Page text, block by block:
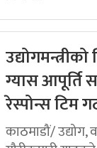
ग्यास आपूर्ति
रेस्पोन्स टिम
काठमाडौं/ उद्योग,